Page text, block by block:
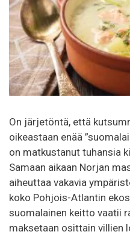
On järjetöntä, että
oikeastaan enää
on matkustanut tuhansia
Samaan aikaan Norjan
aiheuttaa vakavia
koko Pohjois-Atlantin
suomalainen keitto vaatii
maksetaan osittain villien